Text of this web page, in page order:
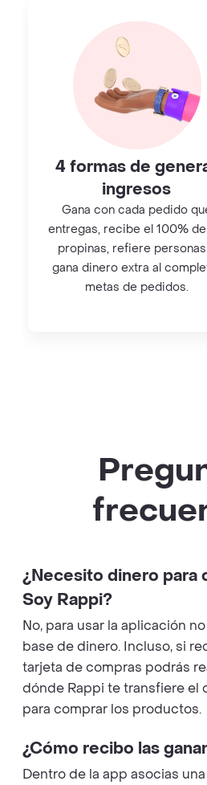
4 formas de
ingresos
Gana con cada pedido
entregas, recibe el 100%
propinas, refiere
gana dinero extra al
metas de pedidos.
¿Necesito dinero para
Soy Rappi?
No, para usar la aplicación
base de dinero. Incluso, si
tarjeta de compras podrás
dónde Rappi te transfiere el
para comprar los productos.
¿Cómo recibo las
Dentro de la app asocias